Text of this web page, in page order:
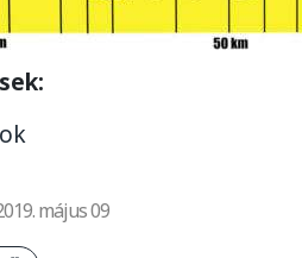
május 09